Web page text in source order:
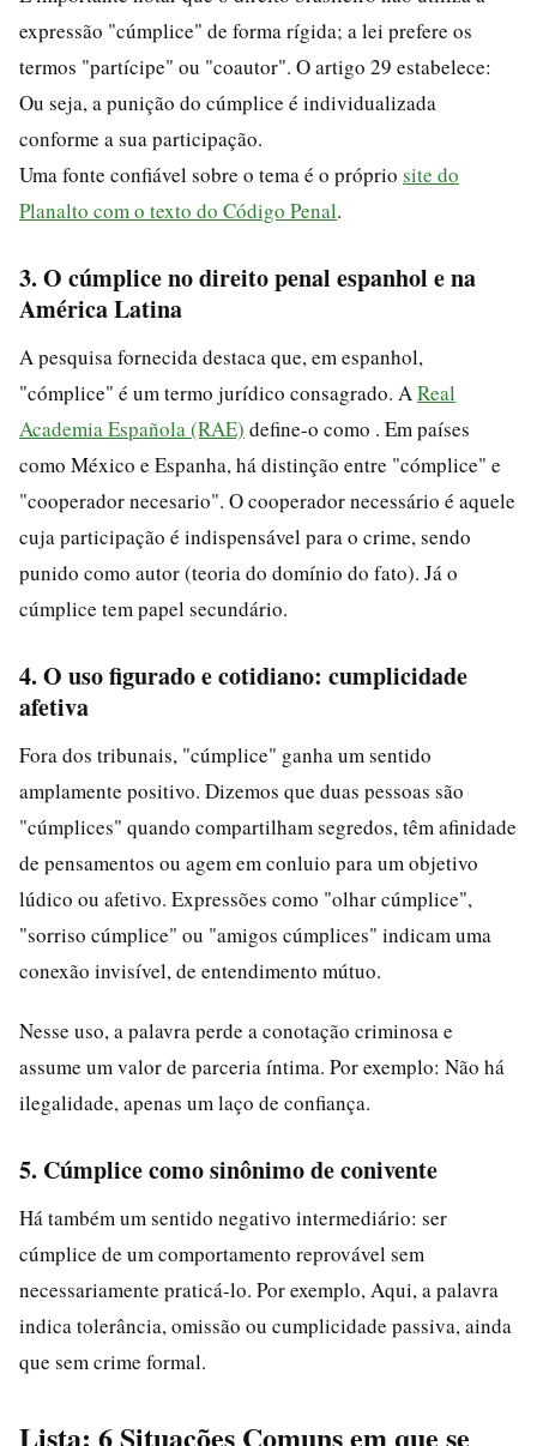
expressão "cúmplice" de forma rígida; a lei prefere os
termos "partícipe" ou "coautor". O artigo 29 estabelece:
Ou seja, a punição do cúmplice é individualizada
conforme a sua participação.
Uma fonte confiável sobre o tema é o próprio site do
Planalto com o texto do Código Penal.
3. O cúmplice no direito penal espanhol e na
América Latina
A pesquisa fornecida destaca que, em espanhol,
"cómplice" é um termo jurídico consagrado. A Real
Academia Española (RAE) define-o como . Em países
como México e Espanha, há distinção entre "cómplice" e
"cooperador necesario". O cooperador necessário é aquele
cuja participação é indispensável para o crime, sendo
punido como autor (teoria do domínio do fato). Já o
cúmplice tem papel secundário.
4. O uso figurado e cotidiano: cumplicidade
afetiva
Fora dos tribunais, "cúmplice" ganha um sentido
amplamente positivo. Dizemos que duas pessoas são
"cúmplices" quando compartilham segredos, têm afinidade
de pensamentos ou agem em conluio para um objetivo
lúdico ou afetivo. Expressões como "olhar cúmplice",
"sorriso cúmplice" ou "amigos cúmplices" indicam uma
conexão invisível, de entendimento mútuo.
Nesse uso, a palavra perde a conotação criminosa e
assume um valor de parceria íntima. Por exemplo: Não há
ilegalidade, apenas um laço de confiança.
5. Cúmplice como sinônimo de conivente
Há também um sentido negativo intermediário: ser
cúmplice de um comportamento reprovável sem
necessariamente praticá-lo. Por exemplo, Aqui, a palavra
indica tolerância, omissão ou cumplicidade passiva, ainda
que sem crime formal.
Lista: 6 Situações Comuns em que se